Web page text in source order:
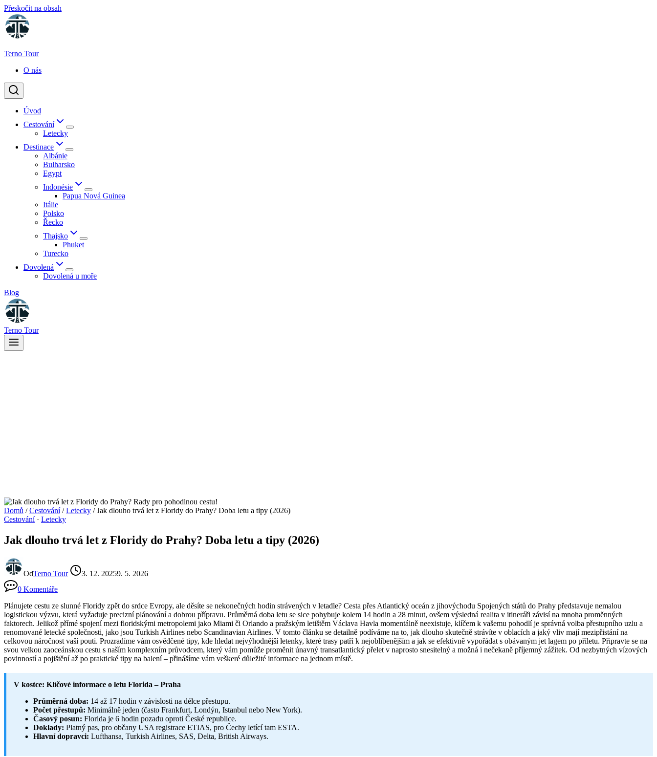
Přeskočit na obsah
Terno Tour
O nás
Úvod
Cestování
Letecky
Destinace
Albánie
Bulharsko
Egypt
Indonésie
Papua Nová Guinea
Itálie
Polsko
Řecko
Thajsko
Phuket
Turecko
Dovolená
Dovolená u moře
Blog
Terno Tour
Domů / Cestování / Letecky / Jak dlouho trvá let z Floridy do Prahy? Doba letu a tipy (2026)
Cestování· Letecky
Jak dlouho trvá let z Floridy do Prahy? Doba letu a tipy (2026)
OdTerno Tour 3. 12. 20259. 5. 2026
0 Komentáře
Plánujete cestu ze slunné Floridy zpět do srdce Evropy, ale děsíte se nekonečných hodin strávených v letadle? Cesta přes Atlantický oceán z jihovýchodu Spojených států do Prahy představuje nemalou
logistickou výzvu, která vyžaduje precizní plánování a dobrou přípravu. Průměrná doba letu se sice pohybuje kolem 14 hodin a 28 minut, ovšem výsledná realita v itineráři závisí na mnoha proměnných
faktorech. Jelikož přímé spojení mezi floridskými metropolemi jako Miami či Orlando a pražským letištěm Václava Havla momentálně neexistuje, klíčem k vašemu pohodlí je správná volba přestupního uzlu a
renomované letecké společnosti, jako jsou Turkish Airlines nebo Scandinavian Airlines. V tomto článku se detailně podíváme na to, jak dlouho skutečně strávíte v oblacích a jaký vliv mají mezipřistání na
celkovou náročnost vaší pouti. Prozradíme vám osvědčené tipy, kde hledat nejvýhodnější letenky, které trasy patří k nejoblíbenějším a jak se efektivně vypořádat s obávaným jet lagem po příletu. Připravte se na
svou velkou zaoceánskou cestu s naším komplexním průvodcem, který vám pomůže proměnit únavný transatlantický přelet v naprosto snesitelný a možná i nečekaně příjemný zážitek. Od nezbytných vízových
povinností a pojištění až po praktické tipy na balení – přinášíme vám veškeré důležité informace na jednom místě.
V kostce: Klíčové informace o letu Florida – Praha
Průměrná doba: 14 až 17 hodin v závislosti na délce přestupu.
Počet přestupů: Minimálně jeden (často Frankfurt, Londýn, Istanbul nebo New York).
Časový posun: Florida je 6 hodin pozadu oproti České republice.
Doklady: Platný pas, pro občany USA registrace ETIAS, pro Čechy letící tam ESTA.
Hlavní dopravci: Lufthansa, Turkish Airlines, SAS, Delta, British Airways.